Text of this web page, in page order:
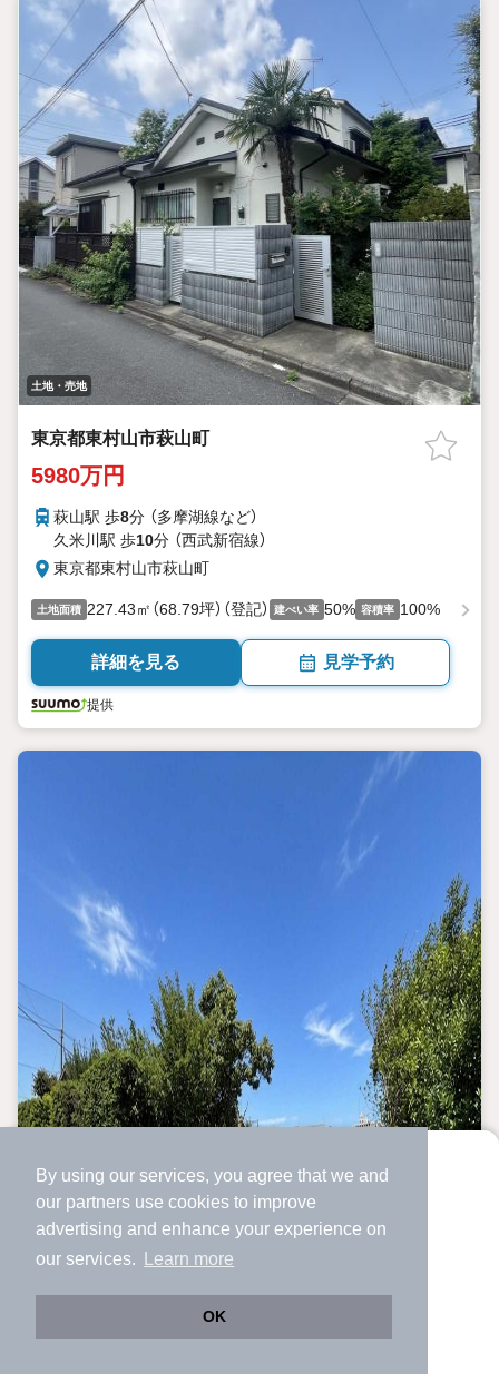
By using our services, you agree that we and
our partners use cookies to improve
advertising and enhance your experience on
our services.
Learn more
OK
より使いやすくなった
アプリで物件探ししませんか？
サクサク動く地図で物件検索
土地・売地
東京都東村山市萩山町
5980万円
萩山駅 歩8分 （多摩湖線など）
久米川駅 歩10分 （西武新宿線）
東京都東村山市萩山町
土地面積 227.43㎡（68.79坪）（登記） 建ぺい率 50% 容積率 100%
詳細を見る 見学予約
提供